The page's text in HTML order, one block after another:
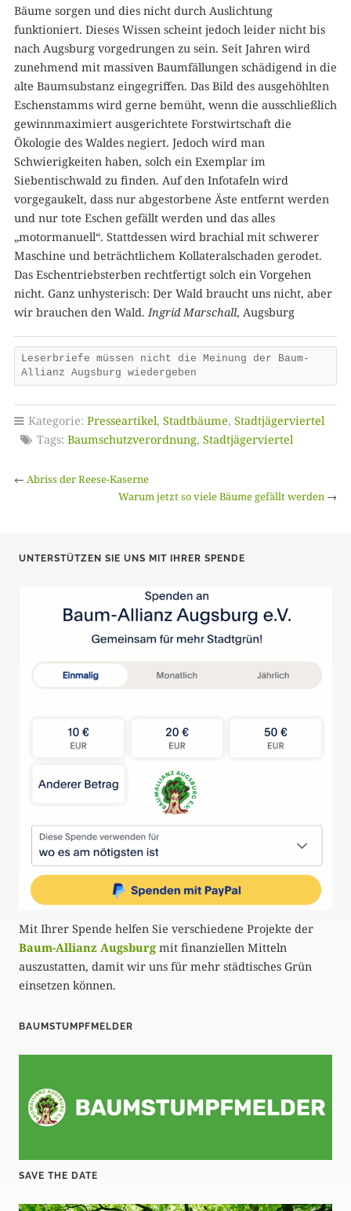
Bäume sorgen und dies nicht durch Auslichtung
funktioniert. Dieses Wissen scheint jedoch leider nicht bis
nach Augsburg vorgedrungen zu sein. Seit Jahren wird
zunehmend mit massiven Baumfällungen schädigend in die
alte Baumsubstanz eingegriffen. Das Bild des ausgehöhlten
Eschenstamms wird gerne bemüht, wenn die ausschließlich
gewinnmaximiert ausgerichtete Forstwirtschaft die
Ökologie des Waldes negiert. Jedoch wird man
Schwierigkeiten haben, solch ein Exemplar im
Siebentischwald zu finden. Auf den Infotafeln wird
vorgegaukelt, dass nur abgestorbene Äste entfernt werden
und nur tote Eschen gefällt werden und das alles
„motormanuell“. Stattdessen wird brachial mit schwerer
Maschine und beträchtlichem Kollateralschaden gerodet.
Das Eschentriebsterben rechtfertigt solch ein Vorgehen
nicht. Ganz unhysterisch: Der Wald braucht uns nicht, aber
wir brauchen den Wald. Ingrid Marschall, Augsburg
Leserbriefe müssen nicht die Meinung der Baum-
Allianz Augsburg wiedergeben
Kategorie: Presseartikel, Stadtbäume, Stadtjägerviertel
Tags: Baumschutzverordnung, Stadtjägerviertel
← Abriss der Reese-Kaserne
Warum jetzt so viele Bäume gefällt werden →
UNTERSTÜTZEN SIE UNS MIT IHRER SPENDE
Mit Ihrer Spende helfen Sie verschiedene Projekte der
Baum-Allianz Augsburg mit finanziellen Mitteln
auszustatten, damit wir uns für mehr städtisches Grün
einsetzen können.
BAUMSTUMPFMELDER
SAVE THE DATE